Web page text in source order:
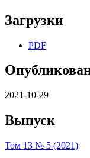
Загрузки
PDF
2021-10-29
Выпуск
Том 13 № 5 (2021)